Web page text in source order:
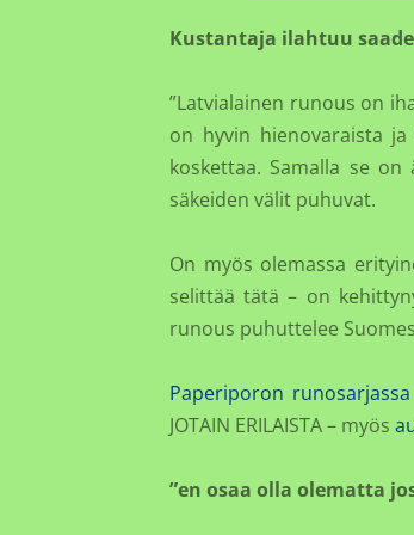
Kustantaja ilahtuu
”Latvialainen runous on
on hyvin hienovaraista
koskettaa. Samalla se
säkeiden välit puhuvat.
On myös olemassa
selittää tätä – on
runous puhuttelee
Paperiporon runosarjassa
JOTAIN ERILAISTA – myös
”en osaa olla olematta